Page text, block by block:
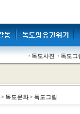
독도사진 독도그
> 독도문화> 독도그림